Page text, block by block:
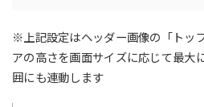
※上記設定はヘッダー画像の「トッ
アの高さを画面サイズに応じて最大
囲にも連動します